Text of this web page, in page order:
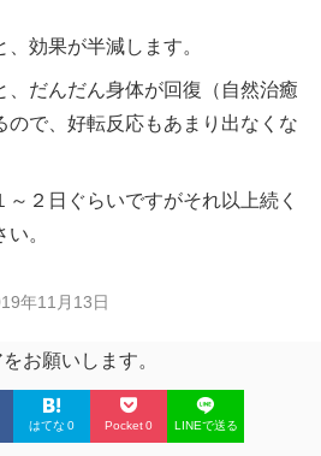
効果が半減します。
、だんだん身体が回復（自然治癒
ので、好転反応もあまり出なくな
２日ぐらいですがそれ以上続く
。
年11月13日
お願いします。
はてな 0 Pocket0 LINEで送る